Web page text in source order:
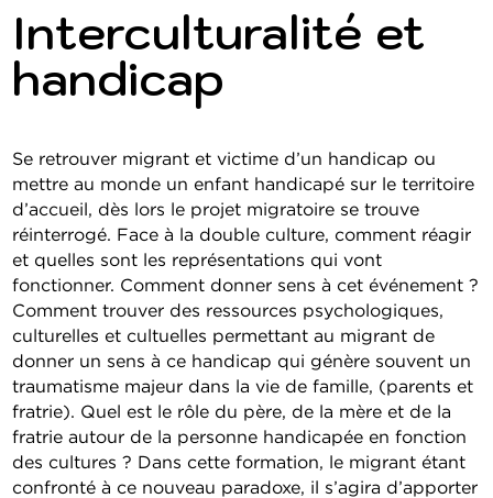
Interculturalité et
handicap
Se retrouver migrant et victime d’un handicap ou
mettre au monde un enfant handicapé sur le territoire
d’accueil, dès lors le projet migratoire se trouve
réinterrogé. Face à la double culture, comment réagir
et quelles sont les représentations qui vont
fonctionner. Comment donner sens à cet événement ?
Comment trouver des ressources psychologiques,
culturelles et cultuelles permettant au migrant de
donner un sens à ce handicap qui génère souvent un
traumatisme majeur dans la vie de famille, (parents et
fratrie). Quel est le rôle du père, de la mère et de la
fratrie autour de la personne handicapée en fonction
des cultures ? Dans cette formation, le migrant étant
confronté à ce nouveau paradoxe, il s’agira d’apporter